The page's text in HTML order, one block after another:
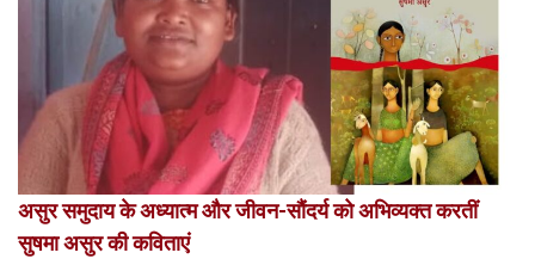
असुर समुदाय के अध्यात्म और जीवन-सौंदर्य को अभिव्यक्त करतीं
सुषमा असुर की कविताएं